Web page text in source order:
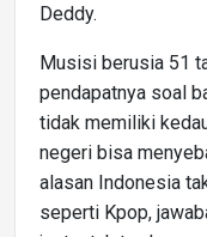
Deddy.
Musisi berusia 51
pendapatnya soal
tidak memiliki
negeri bisa
alasan Indonesia
seperti Kpop,